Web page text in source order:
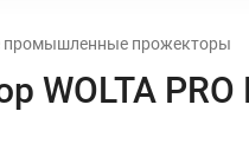
прожекторы
WOLTA